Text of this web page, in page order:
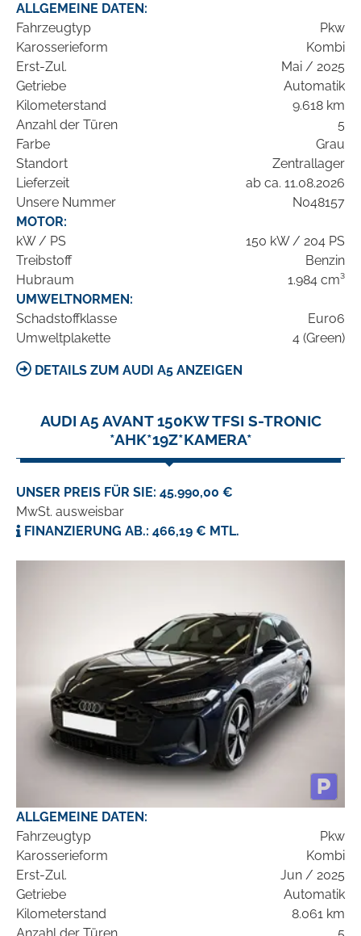
ALLGEMEINE DATEN:
Fahrzeugtyp
Pkw
Karosserieform
Kombi
Erst-Zul.
Mai / 2025
Getriebe
Automatik
Kilometerstand
9.618 km
Anzahl der Türen
5
Farbe
Grau
Standort
Zentrallager
Lieferzeit
ab ca. 11.08.2026
Unsere Nummer
N048157
MOTOR:
kW / PS
150 kW / 204 PS
Treibstoff
Benzin
Hubraum
1.984 cm³
UMWELTNORMEN:
Schadstoffklasse
Euro6
Umweltplakette
4 (Green)
DETAILS ZUM AUDI A5 ANZEIGEN
AUDI A5 AVANT 150KW TFSI S-TRONIC
*AHK*19Z*KAMERA*
UNSER PREIS FÜR SIE: 45.990,00 €
MwSt. ausweisbar
FINANZIERUNG AB.: 466,19 € MTL.
ALLGEMEINE DATEN:
Fahrzeugtyp
Pkw
Karosserieform
Kombi
Erst-Zul.
Jun / 2025
Getriebe
Automatik
Kilometerstand
8.061 km